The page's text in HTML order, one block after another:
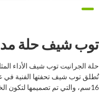
توب شيف حلة مدورة
حلة الجرانيت توب شيف الأداء
تُطلق توب شيف تحفتها الفنية في
16سم، والتي تم تصميمها لتكون